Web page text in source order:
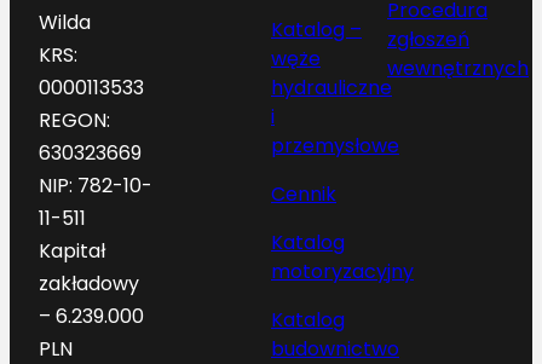
Wilda
KRS:
0000113533
REGON:
630323669
NIP: 782-10-
11-511
Kapitał
zakładowy
– 6.239.000
PLN
Katalog –
węże
hydrauliczne
i
przemysłowe
Cennik
Katalog
motoryzacyjny
Katalog
budownictwo
Procedura
zgłoszeń
wewnętrznych